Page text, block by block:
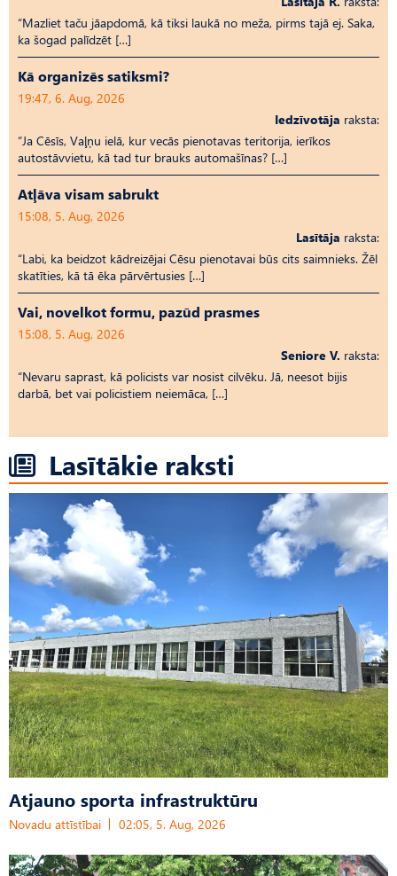
“Mazliet taču jāapdomā, kā tiksi laukā no meža, pirms tajā ej. Saka,
ka šogad palīdzēt […]
Kā organizēs satiksmi?
19:47, 6. Aug, 2026
Iedzīvotāja raksta:
“Ja Cēsīs, Vaļņu ielā, kur vecās pienotavas teritorija, ierīkos
autostāvvietu, kā tad tur brauks automašīnas? […]
Atļāva visam sabrukt
15:08, 5. Aug, 2026
Lasītāja raksta:
“Labi, ka beidzot kādreizējai Cēsu pienotavai būs cits saimnieks. Žēl
skatīties, kā tā ēka pārvērtusies […]
Vai, novelkot formu, pazūd prasmes
15:08, 5. Aug, 2026
Seniore V. raksta:
“Nevaru saprast, kā policists var nosist cilvēku. Jā, neesot bijis
darbā, bet vai policistiem neiemāca, […]
Lasītākie raksti
Atjauno sporta infrastruktūru
Novadu attīstībai 02:05, 5. Aug, 2026